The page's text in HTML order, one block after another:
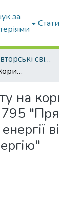
за
Патенти та авторські свідоцтва
Опис до патенту на корисну модель № 139795 "Прямий перетворювач енергії вітру в електричну енергію"
на